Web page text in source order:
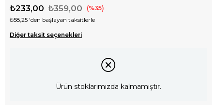
₺359,00
₺233,00 35
₺58,25 'den başlayan taksitlerle
Diğer taksit seçenekleri
Ürün stoklarımızda kalmamıştır.